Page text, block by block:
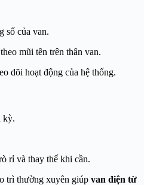
số của van.
mũi tên trên thân van.
dõi hoạt động của hệ thống.
kỳ.
rỉ và thay thế khi cần.
trì thường xuyên giúp van điện từ